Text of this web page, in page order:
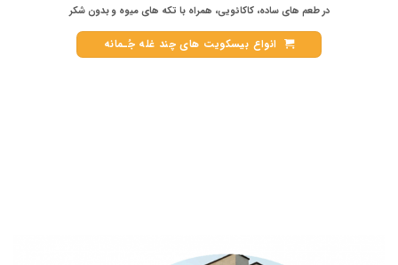
در طعم های ساده، کاکائویی، همراه با تکه های میوه و بدون شکر
انواع بیسکویت های چند غله جُـمانه